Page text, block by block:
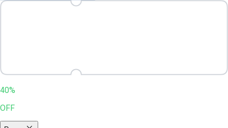
40%
OFF